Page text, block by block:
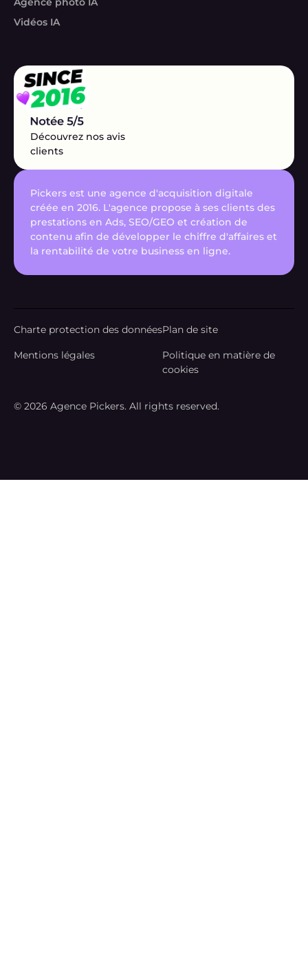
Vidéos IA
Découvrez nos avis
clients
Pickers est une agence d'acquisition digitale
créée en 2016. L'agence propose à ses clients des
prestations en Ads, SEO/GEO et création de
contenu afin de développer le chiffre d'affaires et
la rentabilité de votre business en ligne.
© 2026 Agence Pickers. All rights reserved.
Charte protection des donnéesPlan de site
Mentions légales
Politique en matière de
cookies